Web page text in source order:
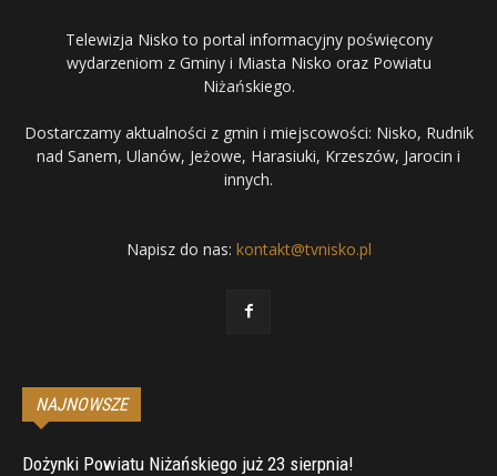
Telewizja Nisko to portal informacyjny poświęcony
wydarzeniom z Gminy i Miasta Nisko oraz Powiatu
Niżańskiego.
Dostarczamy aktualności z gmin i miejscowości: Nisko, Rudnik
nad Sanem, Ulanów, Jeżowe, Harasiuki, Krzeszów, Jarocin i
innych.
Napisz do nas: kontakt@tvnisko.pl
NAJNOWSZE
Dożynki Powiatu Niżańskiego już 23 sierpnia!